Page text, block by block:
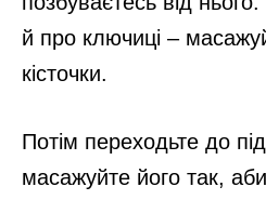
й про ключиці –
кісточки.
Потім переходьте до
масажуйте його так,